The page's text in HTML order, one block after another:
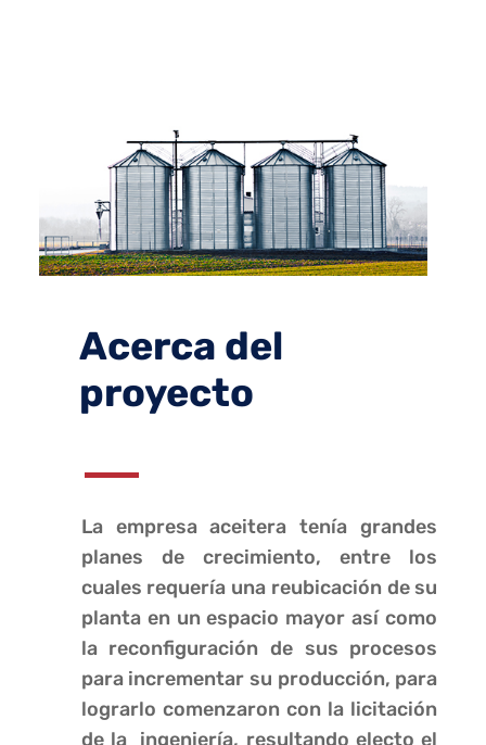
Acerca del
proyecto
La empresa aceitera tenía grandes
planes de crecimiento, entre los
cuales requería una reubicación de su
planta en un espacio mayor así como
la reconfiguración de sus procesos
para incrementar su producción, para
lograrlo comenzaron con la licitación
de la ingeniería, resultando electo el